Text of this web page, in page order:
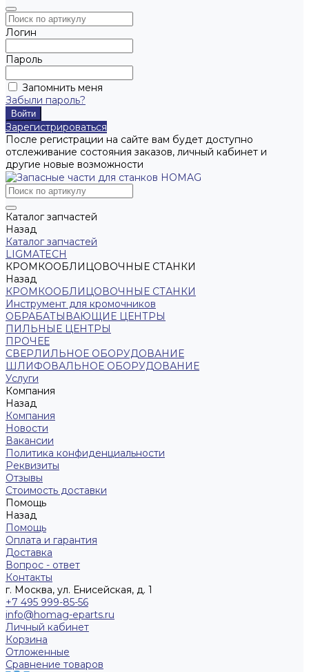
Логин
Пароль
Запомнить меня
Забыли пароль?
Зарегистрироваться
После регистрации на сайте вам будет доступно
отслеживание состояния заказов, личный кабинет и
другие новые возможности
Каталог запчастей
Назад
Каталог запчастей
LIGMATECH
КРОМКООБЛИЦОВОЧНЫЕ СТАНКИ
Назад
КРОМКООБЛИЦОВОЧНЫЕ СТАНКИ
Инструмент для кромочников
ОБРАБАТЫВАЮЩИЕ ЦЕНТРЫ
ПИЛЬНЫЕ ЦЕНТРЫ
ПРОЧЕЕ
СВЕРЛИЛЬНОЕ ОБОРУДОВАНИЕ
ШЛИФОВАЛЬНОЕ ОБОРУДОВАНИЕ
Услуги
Компания
Назад
Компания
Новости
Вакансии
Политика конфиденциальности
Реквизиты
Отзывы
Стоимость доставки
Помощь
Назад
Помощь
Оплата и гарантия
Доставка
Вопрос - ответ
Контакты
г. Москва, ул. Енисейская, д. 1
+7 495 999-85-56
info@homag-eparts.ru
Личный кабинет
Корзина
Отложенные
Сравнение товаров